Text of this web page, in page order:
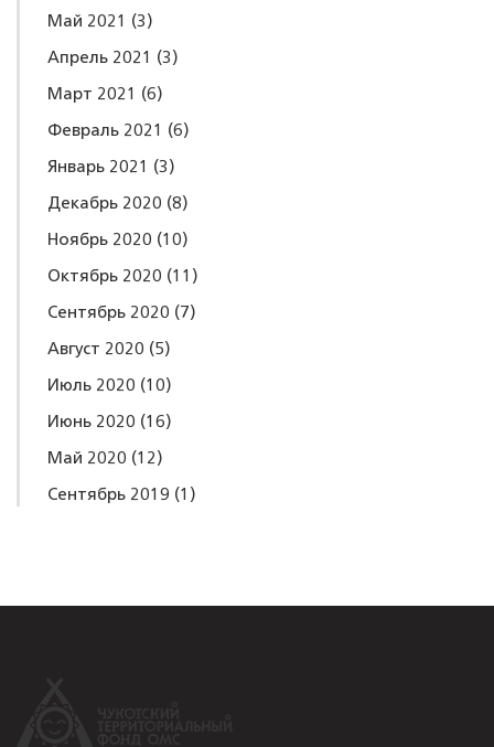
Май 2021 (3)
Апрель 2021 (3)
Март 2021 (6)
Февраль 2021 (6)
Январь 2021 (3)
Декабрь 2020 (8)
Ноябрь 2020 (10)
Октябрь 2020 (11)
Сентябрь 2020 (7)
Август 2020 (5)
Июль 2020 (10)
Июнь 2020 (16)
Май 2020 (12)
Сентябрь 2019 (1)